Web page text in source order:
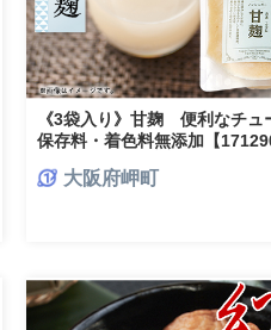
《3袋入り》甘麹 便利なチ
保存料・着色料無添加【
大阪府岬町